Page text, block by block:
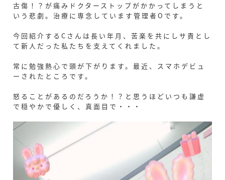
古傷！？が痛みドクターストップがかかってしまうと
いう悲劇。治療に専念しています管理者Oです。
今回紹介するCさんは長い年月、苦楽を共にしサ責とし
て新人だった私たちを支えてくれました。
常に勉強熱心で頭が下がります。最近、スマホデビュ
ーされたところです。
怒ることがあるのだろうか！？と思うほどいつも謙虚
で穏やかで優しく、真面目で・・・